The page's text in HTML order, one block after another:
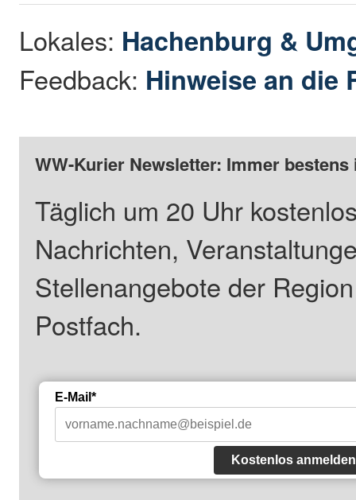
Lokales: Hachenburg &
Feedback: Hinweise an die
WW-Kurier Newsletter: Immer
Täglich um 20 Uhr
Nachrichten,
Stellenangebote der
Postfach.
E-Mail*
Kostenlos anmelden